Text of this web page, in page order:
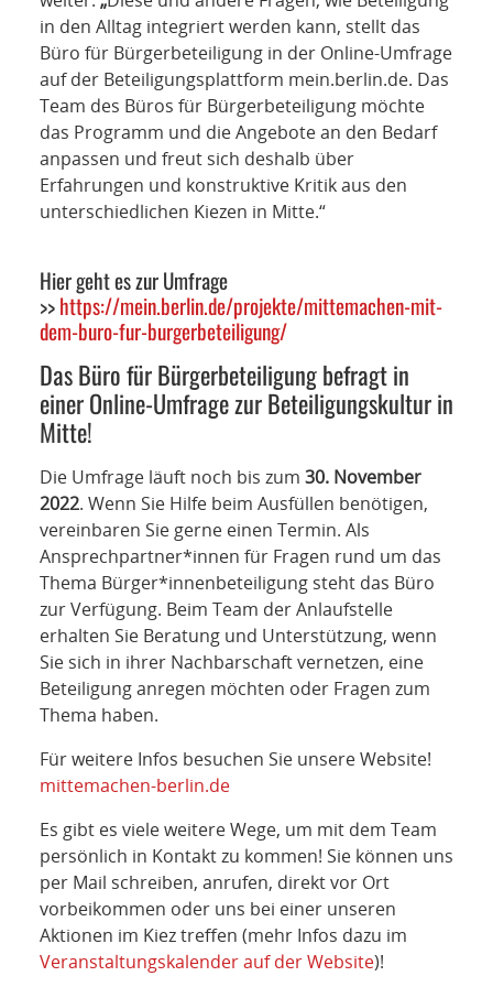
in den Alltag integriert werden kann, stellt das
Büro für Bürgerbeteiligung in der Online-Umfrage
auf der Beteiligungsplattform mein.berlin.de. Das
Team des Büros für Bürgerbeteiligung möchte
das Programm und die Angebote an den Bedarf
anpassen und freut sich deshalb über
Erfahrungen und konstruktive Kritik aus den
unterschiedlichen Kiezen in Mitte.“
Hier geht es zur Umfrage
>>https://mein.berlin.de/projekte/mittemachen-mit-
dem-buro-fur-burgerbeteiligung/
Das Büro für Bürgerbeteiligung befragt in
einer Online-Umfrage zur Beteiligungskultur in
Mitte!
Die Umfrage läuft noch bis zum 30. November
2022. Wenn Sie Hilfe beim Ausfüllen benötigen,
vereinbaren Sie gerne einen Termin. Als
Ansprechpartner*innen für Fragen rund um das
Thema Bürger*innenbeteiligung steht das Büro
zur Verfügung. Beim Team der Anlaufstelle
erhalten Sie Beratung und Unterstützung, wenn
Sie sich in ihrer Nachbarschaft vernetzen, eine
Beteiligung anregen möchten oder Fragen zum
Thema haben.
Für weitere Infos besuchen Sie unsere Website!
mittemachen-berlin.de
Es gibt es viele weitere Wege, um mit dem Team
persönlich in Kontakt zu kommen! Sie können uns
per Mail schreiben, anrufen, direkt vor Ort
vorbeikommen oder uns bei einer unseren
Aktionen im Kiez treffen (mehr Infos dazu im
Veranstaltungskalender auf der Website)!